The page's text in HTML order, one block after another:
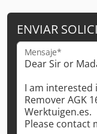
ENVIAR
Mensaje*